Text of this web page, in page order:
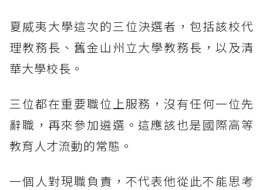
夏威夷大學這次的三位決選者，包括該校代
理教務長、舊金山州立大學教務長，以及清
華大學校長。
三位都在重要職位上服務，沒有任何一位先
辭職，再來參加遴選。這應該也是國際高等
教育人才流動的常態。
一個人對現職負責，不代表他從此不能思考